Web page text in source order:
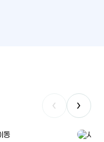
‹ ›